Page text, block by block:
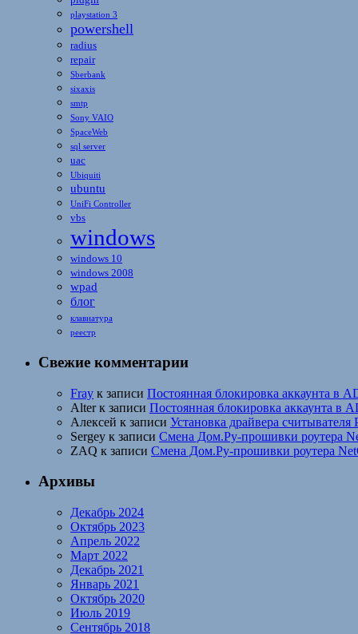
playstation 3
powershell
radius
repair
Sberbank
sixaxis
smtp
Sony VAIO
SpaceWeb
sql server
uac
Ubiquiti
ubuntu
UniFi Controller
vbs
windows
windows 10
windows 2008
wpad
блог
клавиатура
реестр
Свежие комментарии
Fray к записи Постоянная блокировка аккаунта в
Alterк записи Постоянная блокировка аккаунта в
Алексей к записи Установка драйвера
Sergey к записи Смена Дом.Ру-прошивки роутера
ZAQ к записи Смена Дом.Ру-прошивки роутера
Архивы
Декабрь 2024
Октябрь 2023
Апрель 2022
Март 2022
Декабрь 2021
Январь 2021
Октябрь 2020
Июль 2019
Сентябрь 2018